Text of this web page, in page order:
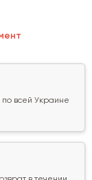
по всей Украине